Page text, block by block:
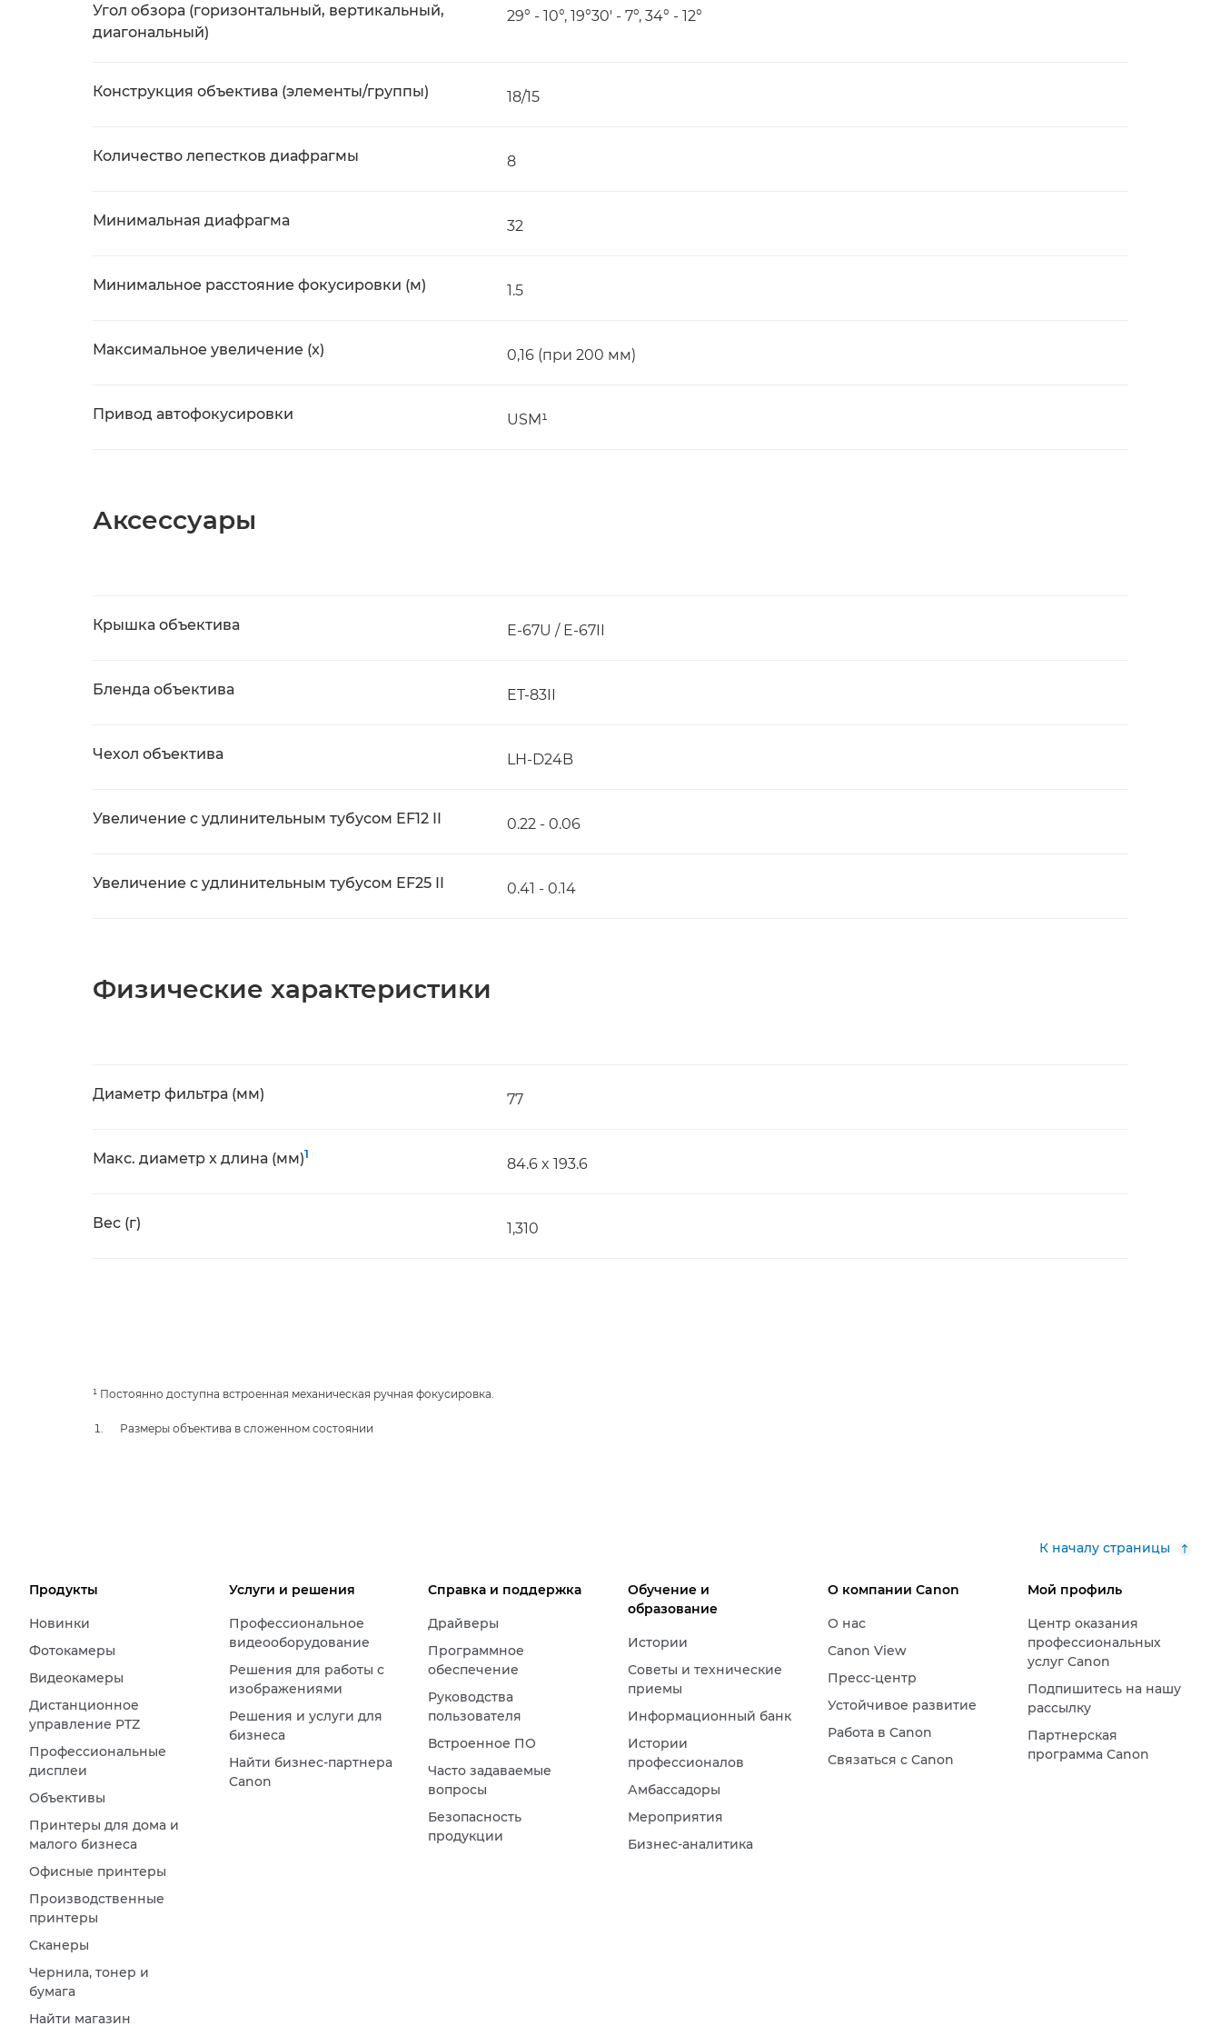
Угол обзора (горизонтальный, вертикальный,
диагональный)
29° - 10°, 19°30' - 7°, 34° - 12°
Конструкция объектива (элементы/группы) 18/15
Количество лепестков диафрагмы 8
Минимальная диафрагма 32
Минимальное расстояние фокусировки (м) 1.5
Максимальное увеличение (x) 0,16 (при 200 мм)
Привод автофокусировки USM¹
Аксессуары
Крышка объектива E-67U / E-67II
Бленда объектива ET-83II
Чехол объектива LH-D24B
Увеличение с удлинительным тубусом EF12 II 0.22 - 0.06
Увеличение с удлинительным тубусом EF25 II 0.41 - 0.14
Физические характеристики
Диаметр фильтра (мм) 77
Макс. диаметр x длина (мм)1
84.6 x 193.6
Вес (г) 1,310
¹ Постоянно доступна встроенная механическая ручная фокусировка.
Размеры объектива в сложенном состоянии
К началу страницы
Продукты
Новинки
Фотокамеры
Видеокамеры
Дистанционное
управление PTZ
Профессиональные
дисплеи
Объективы
Принтеры для дома и
малого бизнеса
Офисные принтеры
Производственные
принтеры
Сканеры
Чернила, тонер и
бумага
Найти магазин
Услуги и решения
Профессиональное
видеооборудование
Решения для работы с
изображениями
Решения и услуги для
бизнеса
Найти бизнес-партнера
Canon
Справка и поддержка
Драйверы
Программное
обеспечение
Руководства
пользователя
Встроенное ПО
Часто задаваемые
вопросы
Безопасность
продукции
Обучение и
образование
Истории
Советы и технические
приемы
Информационный банк
Истории
профессионалов
Амбассадоры
Мероприятия
Бизнес-аналитика
О компании Canon
О нас
Canon View
Пресс-центр
Устойчивое развитие
Работа в Canon
Связаться с Canon
Мой профиль
Центр оказания
профессиональных
услуг Canon
Подпишитесь на нашу
рассылку
Партнерская
программа Canon